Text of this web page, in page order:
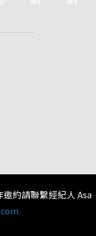
約請聯繫經紀人 Asa